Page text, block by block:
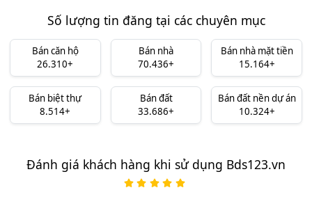
Số lượng tin đăng tại các chuyên mục
Bán căn hộ
26.310+
Bán nhà
70.436+
Bán nhà mặt tiền
15.164+
Bán biệt thự
8.514+
Bán đất
33.686+
Bán đất nền dự án
10.324+
Đánh giá khách hàng khi sử dụng Bds123.vn